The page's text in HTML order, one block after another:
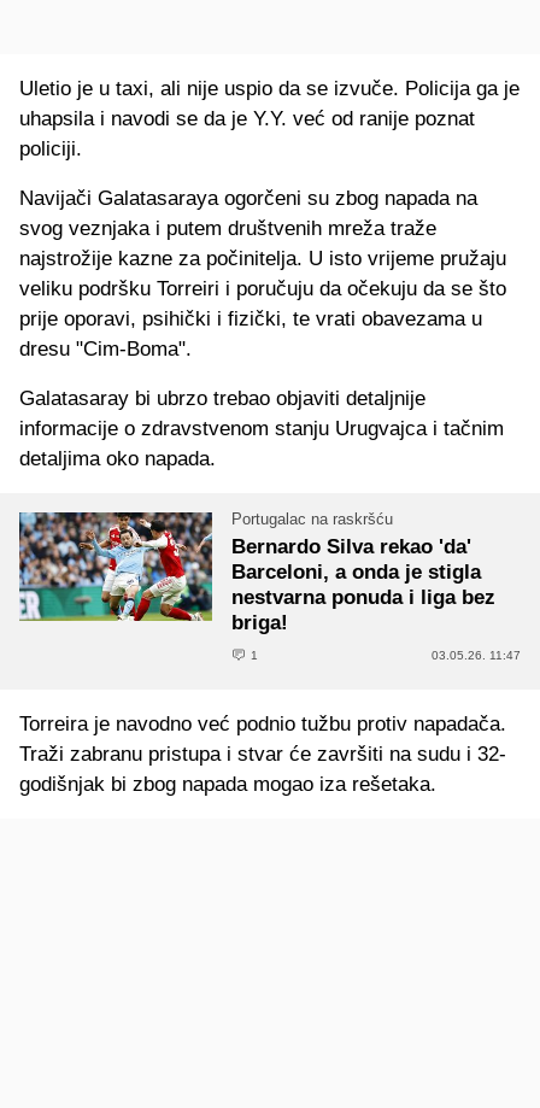
Uletio je u taxi, ali nije uspio da se izvuče. Policija ga je
uhapsila i navodi se da je Y.Y. već od ranije poznat
policiji.
Navijači Galatasaraya ogorčeni su zbog napada na
svog veznjaka i putem društvenih mreža traže
najstrožije kazne za počinitelja. U isto vrijeme pružaju
veliku podršku Torreiri i poručuju da očekuju da se što
prije oporavi, psihički i fizički, te vrati obavezama u
dresu "Cim-Boma".
Galatasaray bi ubrzo trebao objaviti detaljnije
informacije o zdravstvenom stanju Urugvajca i tačnim
detaljima oko napada.
Portugalac na raskršću
Bernardo Silva rekao 'da'
Barceloni, a onda je stigla
nestvarna ponuda i liga bez
briga!
1 03.05.26. 11:47
Torreira je navodno već podnio tužbu protiv napadača.
Traži zabranu pristupa i stvar će završiti na sudu i 32-
godišnjak bi zbog napada mogao iza rešetaka.